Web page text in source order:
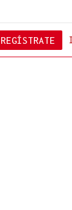
REGÍSTRATE